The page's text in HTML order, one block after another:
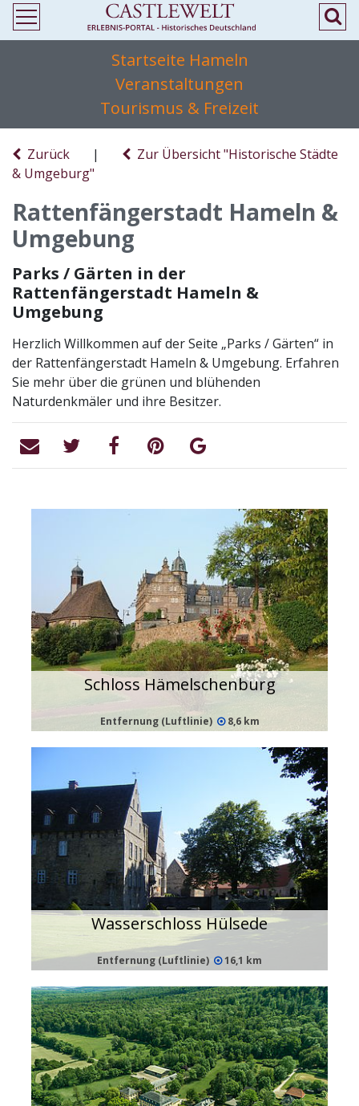
Startseite Hameln
Veranstaltungen
Tourismus & Freizeit
Zurück |
Zur Übersicht "Historische Städte
& Umgeburg"
Rattenfängerstadt Hameln &
Umgebung
Parks / Gärten in der
Rattenfängerstadt Hameln &
Umgebung
Herzlich Willkommen auf der Seite „Parks / Gärten“ in
der Rattenfängerstadt Hameln & Umgebung. Erfahren
Sie mehr über die grünen und blühenden
Naturdenkmäler und ihre Besitzer.
Schloss Hämelschenburg
Entfernung (Luftlinie) 8,6 km
Wasserschloss Hülsede
Entfernung (Luftlinie) 16,1 km